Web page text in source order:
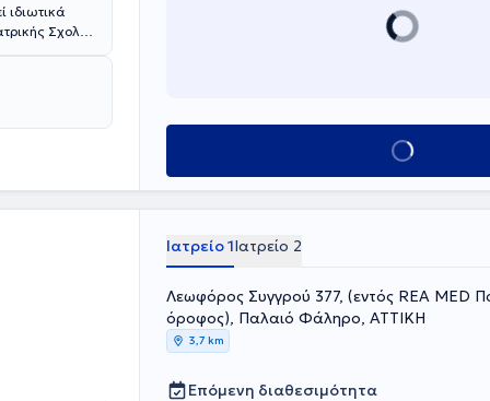
ιδιωτικά
Σχολής
Τμήματος
του.
Κλείσε ραντεβού
Ιατρείο 1Ιατρείο 2
Λεωφόρος Συγγρού 377, (εντός REA MED
όροφος), Παλαιό Φάληρο, ΑΤΤΙΚΗ
3,7 km
Επόμενη διαθεσιμότητα